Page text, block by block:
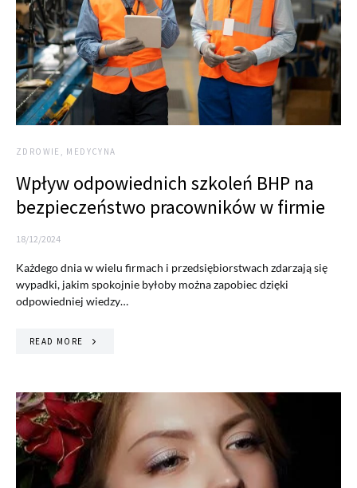
ZDROWIE, MEDYCYNA
Wpływ odpowiednich szkoleń BHP na
bezpieczeństwo pracowników w firmie
18/12/2024
Każdego dnia w wielu firmach i przedsiębiorstwach zdarzają się
wypadki, jakim spokojnie byłoby można zapobiec dzięki
odpowiedniej wiedzy…
READ MORE